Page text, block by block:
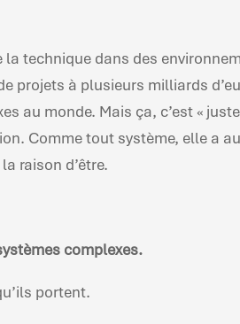
la technique dans des
projets à plusieurs milliards
au monde. Mais ça, c’est «
Comme tout système, elle a
raison d’être.
complexes.
portent.